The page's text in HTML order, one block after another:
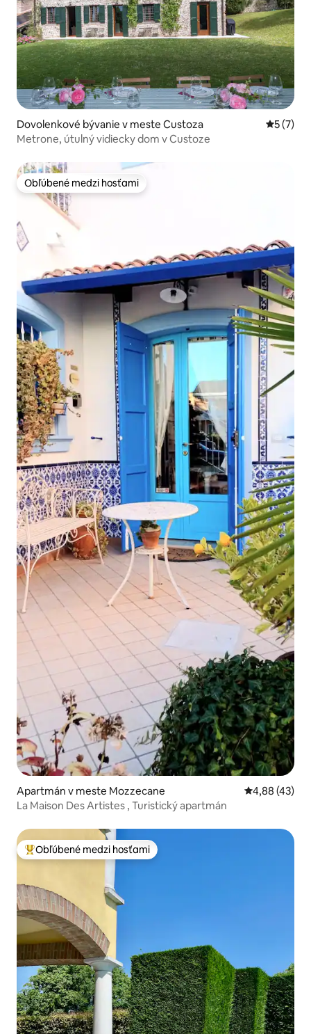
Dovolenkové bývanie v meste Custoza
5 (7)
Metrone, útulný vidiecky dom v Custoze
Obľúbené medzi hosťami
Obľúbené medzi hosťami
Apartmán v meste Mozzecane Priemerné
4,88 (43)
La Maison Des Artistes , Turistický apartmán
Najobľúbenejšie medzi hosťami
Obľúbené medzi hosťami